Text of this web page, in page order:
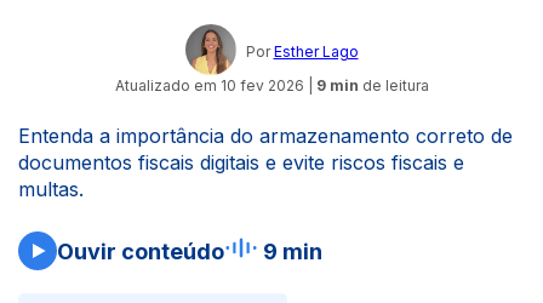
Por Esther Lago
Atualizado em 10 fev 2026 9 min de leitura
Entenda a importância do armazenamento correto de
documentos fiscais digitais e evite riscos fiscais e
multas.
Ouvir conteúdo 9 min